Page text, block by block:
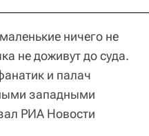
ничего не
не доживут до суда.
и палач
западными
РИА Новости